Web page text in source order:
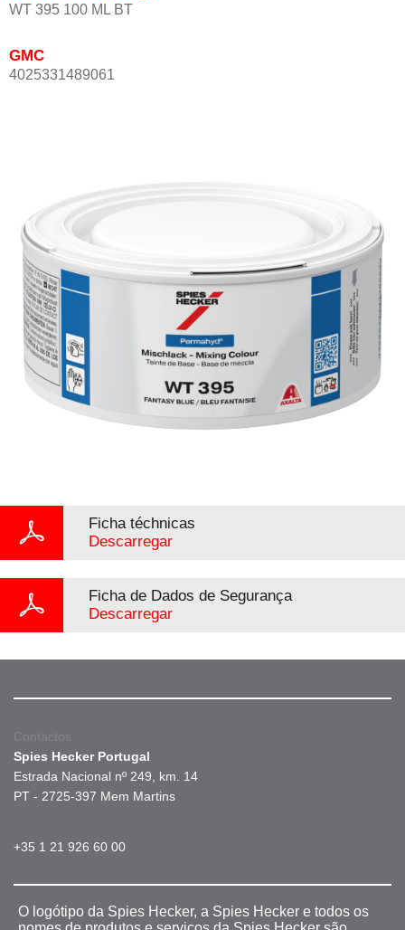
WT 395 100 ML BT
GMC
4025331489061
Ficha téchnicas
Descarregar
Ficha de Dados de Segurança
Descarregar
Contactos
Spies Hecker Portugal
Estrada Nacional nº 249, km. 14
PT - 2725-397 Mem Martins
+35 1 21 926 60 00
O logótipo da Spies Hecker, a Spies Hecker e todos os